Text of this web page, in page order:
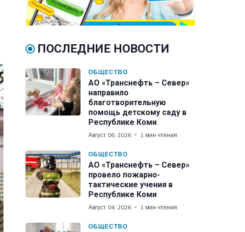
ПОСЛЕДНИЕ НОВОСТИ
ОБЩЕСТВО
АО «Транснефть – Север»
направило
благотворительную
помощь детскому саду в
Республике Коми
Август 06, 2026 1 мин чтения
ОБЩЕСТВО
АО «Транснефть – Север»
провело пожарно-
тактические учения в
Республике Коми
Август 04, 2026 1 мин чтения
ОБЩЕСТВО